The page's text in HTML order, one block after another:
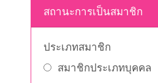
สถานะการเป็นสมาชิก
ประเภทสมาชิก
สมาชิกประเภทบุคคล